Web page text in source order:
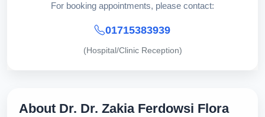
For booking appointments, please contact:
01715383939
(Hospital/Clinic Reception)
About Dr. Dr. Zakia Ferdowsi Flora